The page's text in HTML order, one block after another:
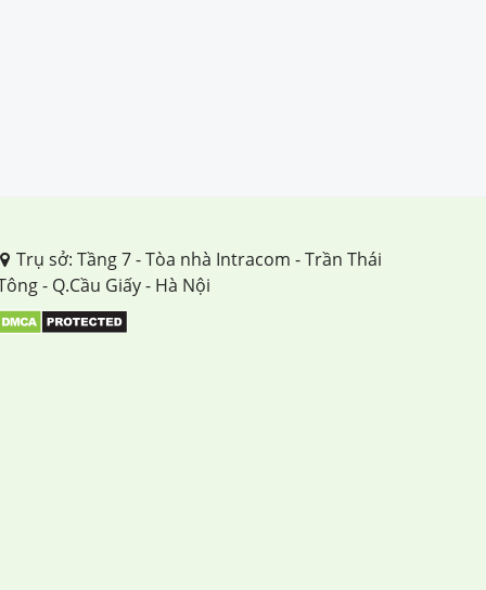
Trụ sở: Tầng 7 - Tòa nhà Intracom - Trần Thái
- Q.Cầu Giấy - Hà Nội